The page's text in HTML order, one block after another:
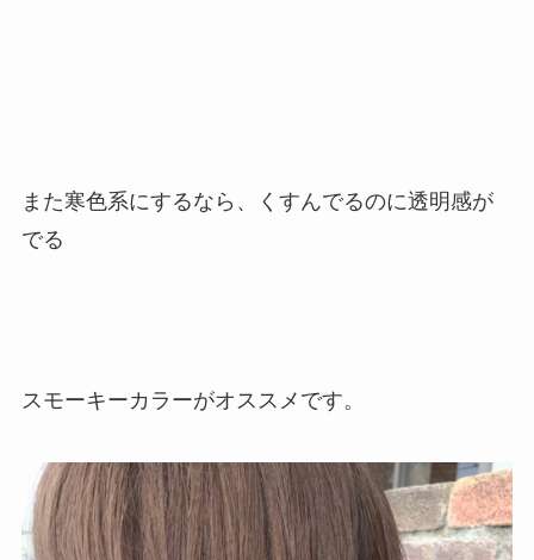
また寒色系にするなら、くすんでるのに透明感が
でる
スモーキーカラーがオススメです。